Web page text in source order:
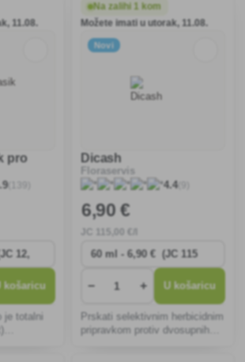
i
jednogodišnjih jednosupnih
korova u pšenici, jarom ječmu,
11.08.
pro
(139)
košaricu
je totalni
Na zalihi 1 kom
Možete imati u utorak, 11.08.
Novi
Dicash
Floraservis
4.4(9)
6,90 €
− + U košaricu
Prskati selektivnim herbicidnim
pripravkom protiv dvosupnih